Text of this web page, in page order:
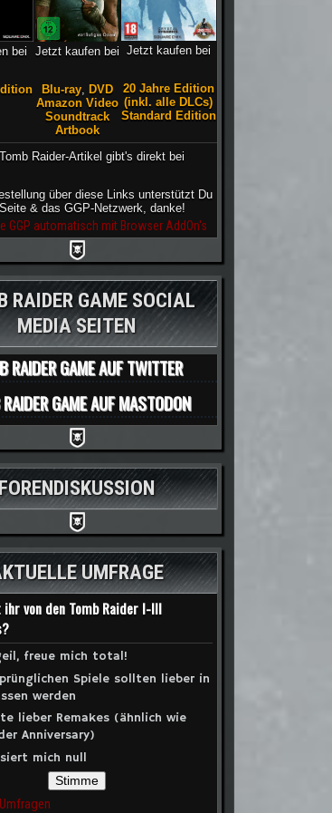
bei Jetzt kaufen bei
Blu-ray, DVD
Amazon Video
Soundtrack
Artbook
Jetzt kaufen bei
20 Jahre Edition
(inkl. alle DLCs)
Standard Edition
Raider-Artikel gibt's direkt bei
über diese Links unterstützt Du
& das GGP-Netzwerk, danke!
GGP automatisch mit Browser AddOn's
RAIDER GAME SOCIAL
MEDIA SEITEN
RAIDER GAME AUF TWITTER
GAME AUF MASTODON
UMFRAGE
von den Tomb Raider I-III
freue mich total!
Spiele sollten lieber in
werden
lieber Remakes (ähnlich wie
Anniversary)
mich null